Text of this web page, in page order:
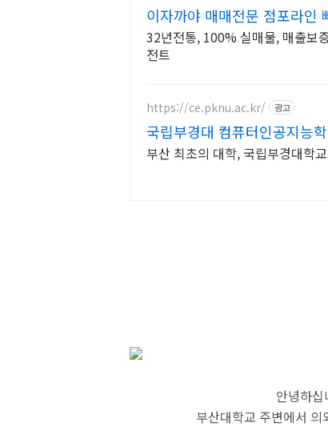
이자까야 매매전문 점포라인
32년전통, 100% 실매물, 매출보
전트
https://ce.pknu.ac.kr/ 광고
국립부경대 컴퓨터인공지능
부산 최초의 대학, 국립부경대학
안녕하
부산대학교 주변에서